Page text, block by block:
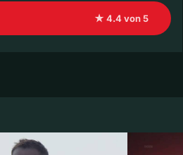
★ 4.4 von 5